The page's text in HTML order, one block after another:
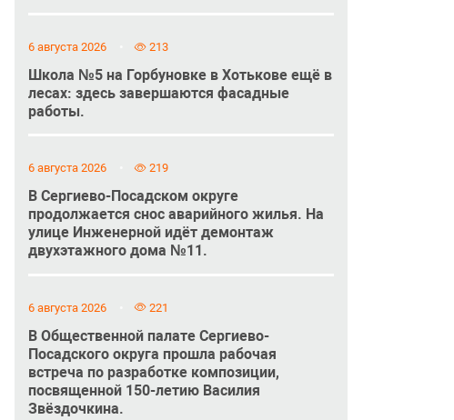
6 августа 2026 213
Школа №5 на Горбуновке в Хотькове ещё в
лесах: здесь завершаются фасадные
работы.
6 августа 2026 219
В Сергиево-Посадском округе
продолжается снос аварийного жилья. На
улице Инженерной идёт демонтаж
двухэтажного дома №11.
6 августа 2026 221
В Общественной палате Сергиево-
Посадского округа прошла рабочая
встреча по разработке композиции,
посвященной 150-летию Василия
Звёздочкина.